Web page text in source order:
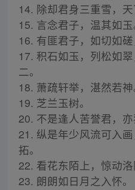
14. 除却君身三重雪，天
15. 言念君子，温其如玉
16. 有匪君子，如切如磋
17. 积石如玉，列松如
二。
18. 萧疏轩举，湛然若神
19. 芝兰玉树。
20. 不是逢人苦誉君，亦
21. 纵是年少风流可入
拓。
22. 看花东陌上，惊动洛
23. 朗朗如日月之入怀。